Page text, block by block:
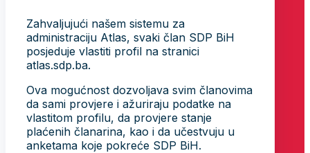
Zahvaljujući našem sistemu za
administraciju Atlas, svaki član SDP BiH
posjeduje vlastiti profil na stranici
atlas.sdp.ba.
Ova mogućnost dozvoljava svim članovima
da sami provjere i ažuriraju podatke na
vlastitom profilu, da provjere stanje
plaćenih članarina, kao i da učestvuju u
anketama koje pokreće SDP BiH.